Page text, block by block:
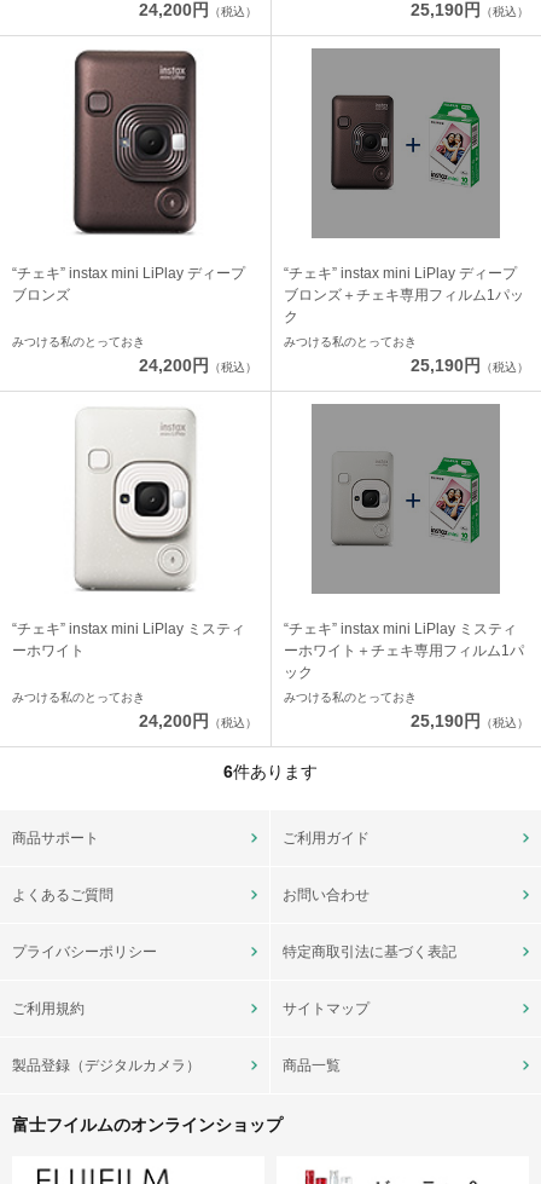
24,200円 （税込） 25,190円 （税込）
“チェキ” instax mini LiPlay ディープ
ブロンズ
みつける私のとっておき
24,200円 （税込）
“チェキ” instax mini LiPlay ディープ
ブロンズ＋チェキ専用フィルム1パッ
ク
みつける私のとっておき
25,190円 （税込）
“チェキ” instax mini LiPlay ミスティ
ーホワイト
みつける私のとっておき
24,200円 （税込）
“チェキ” instax mini LiPlay ミスティ
ーホワイト＋チェキ専用フィルム1パ
ック
みつける私のとっておき
25,190円 （税込）
6件あります
商品サポート ご利用ガイド
よくあるご質問 お問い合わせ
プライバシーポリシー 特定商取引法に基づく表記
ご利用規約 サイトマップ
製品登録（デジタルカメラ） 商品一覧
富士フイルムのオンラインショップ